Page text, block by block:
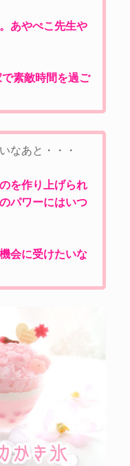
あやぺこ先生や
素敵時間を過ご
なあと・・・
を作り上げられ
パワーにはいつ
会に受けたいな